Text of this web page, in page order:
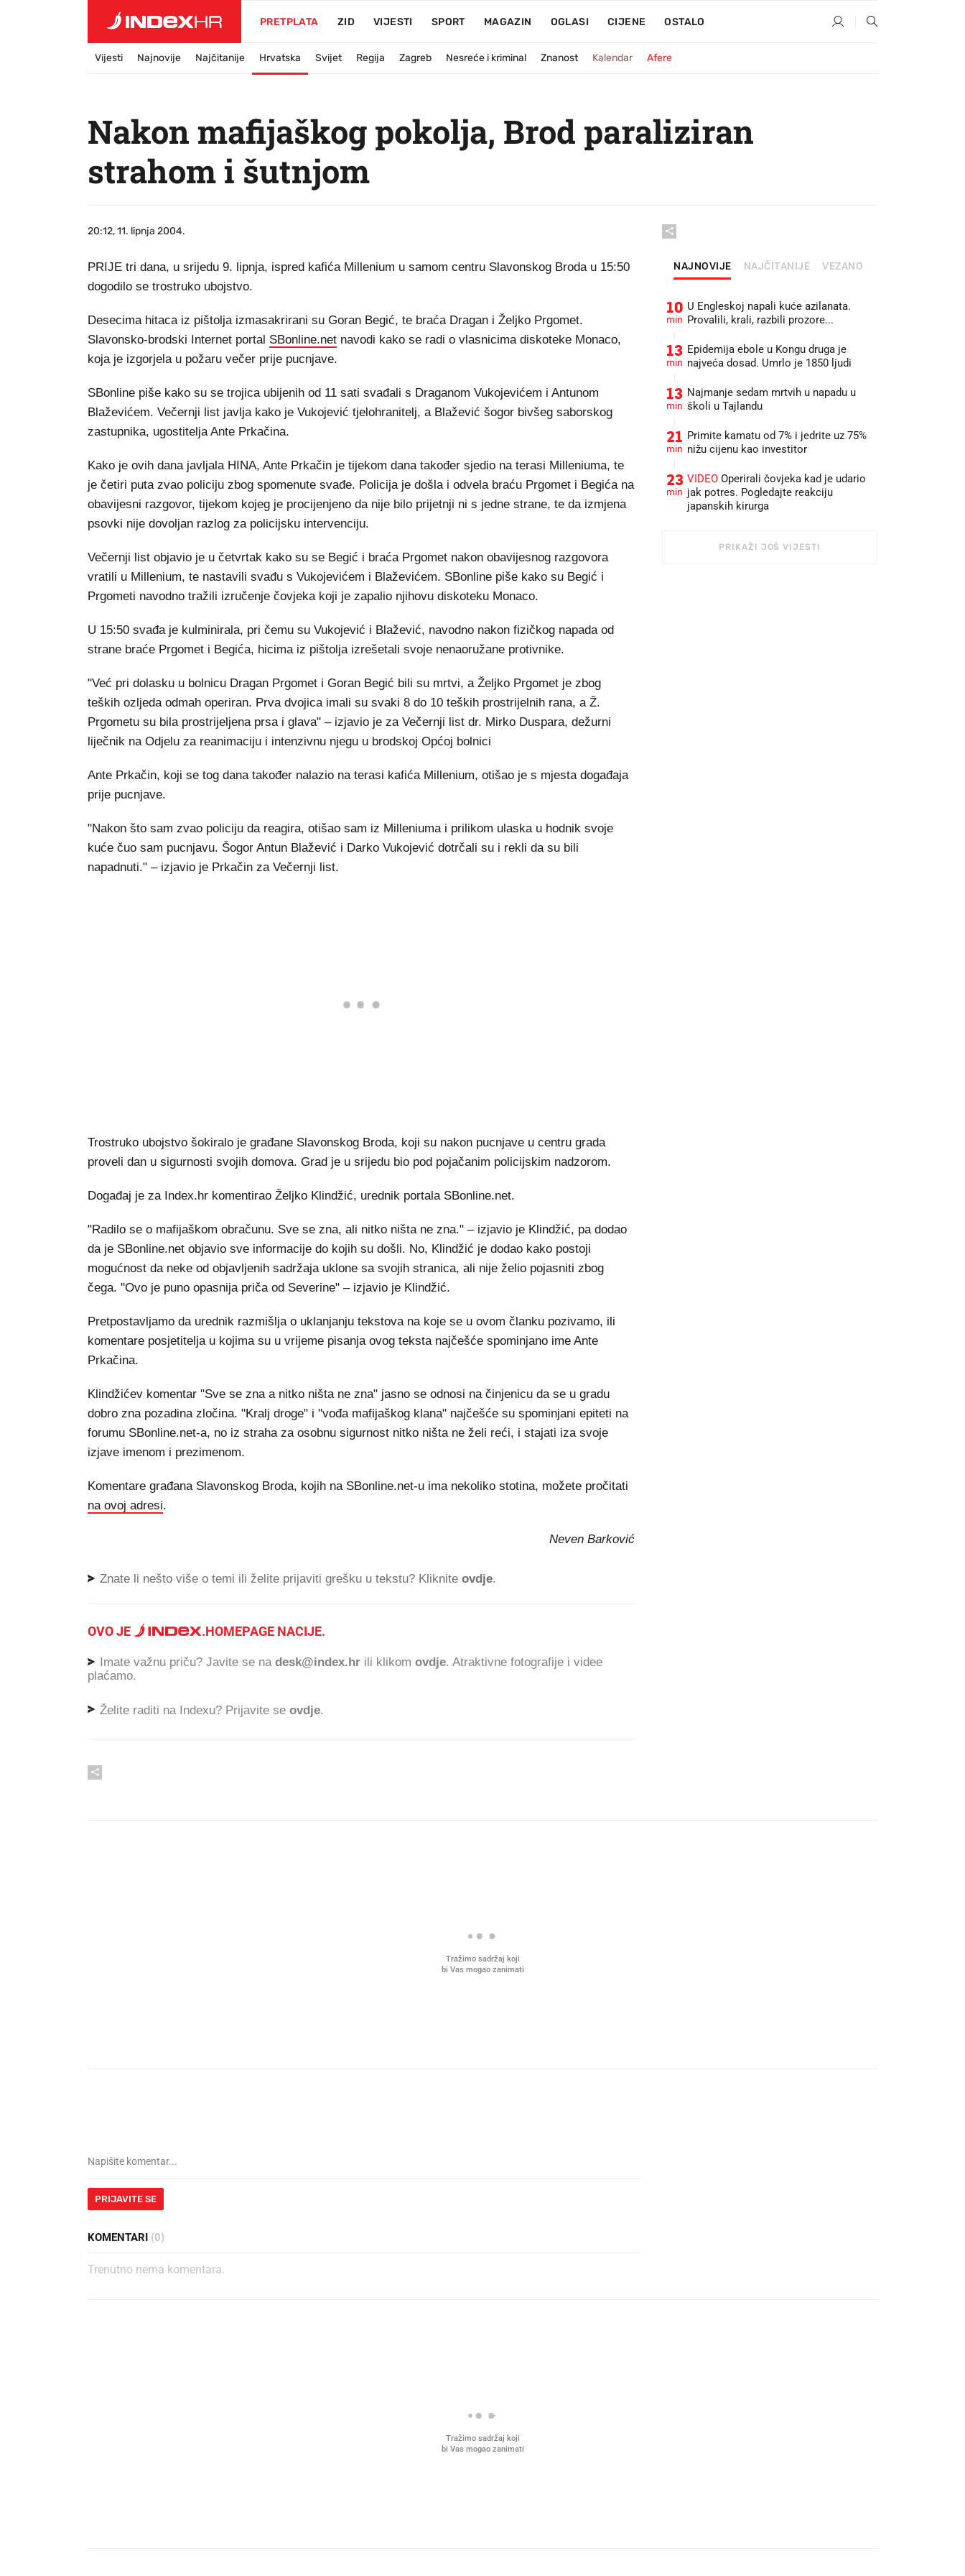
PRETPLATA ZID VIJESTI SPORT MAGAZIN OGLASI CIJENE OSTALO
Vijesti Najnovije Najčitanije Hrvatska Svijet Regija Zagreb Nesreće i kriminal Znanost Kalendar Afere
Nakon mafijaškog pokolja, Brod paraliziran
strahom i šutnjom
20:12, 11. lipnja 2004.
PRIJE tri dana, u srijedu 9. lipnja, ispred kafića Millenium u samom centru Slavonskog Broda u 15:50
dogodilo se trostruko ubojstvo.
Desecima hitaca iz pištolja izmasakrirani su Goran Begić, te braća Dragan i Željko Prgomet.
Slavonsko-brodski Internet portal SBonline.net navodi kako se radi o vlasnicima diskoteke Monaco,
koja je izgorjela u požaru večer prije pucnjave.
SBonline piše kako su se trojica ubijenih od 11 sati svađali s Draganom Vukojevićem i Antunom
Blaževićem. Večernji list javlja kako je Vukojević tjelohranitelj, a Blažević šogor bivšeg saborskog
zastupnika, ugostitelja Ante Prkačina.
Kako je ovih dana javljala HINA, Ante Prkačin je tijekom dana također sjedio na terasi Milleniuma, te
je četiri puta zvao policiju zbog spomenute svađe. Policija je došla i odvela braću Prgomet i Begića na
obavijesni razgovor, tijekom kojeg je procijenjeno da nije bilo prijetnji ni s jedne strane, te da izmjena
psovki nije dovoljan razlog za policijsku intervenciju.
Večernji list objavio je u četvrtak kako su se Begić i braća Prgomet nakon obavijesnog razgovora
vratili u Millenium, te nastavili svađu s Vukojevićem i Blaževićem. SBonline piše kako su Begić i
Prgometi navodno tražili izručenje čovjeka koji je zapalio njihovu diskoteku Monaco.
U 15:50 svađa je kulminirala, pri čemu su Vukojević i Blažević, navodno nakon fizičkog napada od
strane braće Prgomet i Begića, hicima iz pištolja izrešetali svoje nenaoružane protivnike.
"Već pri dolasku u bolnicu Dragan Prgomet i Goran Begić bili su mrtvi, a Željko Prgomet je zbog
teških ozljeda odmah operiran. Prva dvojica imali su svaki 8 do 10 teških prostrijelnih rana, a Ž.
Prgometu su bila prostrijeljena prsa i glava" – izjavio je za Večernji list dr. Mirko Duspara, dežurni
liječnik na Odjelu za reanimaciju i intenzivnu njegu u brodskoj Općoj bolnici
Ante Prkačin, koji se tog dana također nalazio na terasi kafića Millenium, otišao je s mjesta događaja
prije pucnjave.
"Nakon što sam zvao policiju da reagira, otišao sam iz Milleniuma i prilikom ulaska u hodnik svoje
kuće čuo sam pucnjavu. Šogor Antun Blažević i Darko Vukojević dotrčali su i rekli da su bili
napadnuti." – izjavio je Prkačin za Večernji list.
Trostruko ubojstvo šokiralo je građane Slavonskog Broda, koji su nakon pucnjave u centru grada
proveli dan u sigurnosti svojih domova. Grad je u srijedu bio pod pojačanim policijskim nadzorom.
Događaj je za Index.hr komentirao Željko Klindžić, urednik portala SBonline.net.
"Radilo se o mafijaškom obračunu. Sve se zna, ali nitko ništa ne zna." – izjavio je Klindžić, pa dodao
da je SBonline.net objavio sve informacije do kojih su došli. No, Klindžić je dodao kako postoji
mogućnost da neke od objavljenih sadržaja uklone sa svojih stranica, ali nije želio pojasniti zbog
čega. "Ovo je puno opasnija priča od Severine" – izjavio je Klindžić.
Pretpostavljamo da urednik razmišlja o uklanjanju tekstova na koje se u ovom članku pozivamo, ili
komentare posjetitelja u kojima su u vrijeme pisanja ovog teksta najčešće spominjano ime Ante
Prkačina.
Klindžićev komentar "Sve se zna a nitko ništa ne zna" jasno se odnosi na činjenicu da se u gradu
dobro zna pozadina zločina. "Kralj droge" i "vođa mafijaškog klana" najčešće su spominjani epiteti na
forumu SBonline.net-a, no iz straha za osobnu sigurnost nitko ništa ne želi reći, i stajati iza svoje
izjave imenom i prezimenom.
Komentare građana Slavonskog Broda, kojih na SBonline.net-u ima nekoliko stotina, možete pročitati
na ovoj adresi.
Neven Barković
Znate li nešto više o temi ili želite prijaviti grešku u tekstu? Kliknite ovdje.
OVO JE .HOMEPAGE NACIJE.
Imate važnu priču? Javite se na desk@index.hr ili klikom ovdje. Atraktivne fotografije i videe
plaćamo.
Želite raditi na Indexu? Prijavite se ovdje.
NAJNOVIJE NAJČITANIJE VEZANO
10
min
U Engleskoj napali kuće azilanata.
Provalili, krali, razbili prozore...
13
min
Epidemija ebole u Kongu druga je
najveća dosad. Umrlo je 1850 ljudi
13
min
Najmanje sedam mrtvih u napadu u
školi u Tajlandu
21
min
Primite kamatu od 7% i jedrite uz 75%
nižu cijenu kao investitor
23
min
VIDEO Operirali čovjeka kad je udario
jak potres. Pogledajte reakciju
japanskih kirurga
PRIKAŽI JOŠ VIJESTI
Tražimo sadržaj koji
bi Vas mogao zanimati
PRIJAVITE SE
KOMENTARI (0)
Trenutno nema komentara.
Tražimo sadržaj koji
bi Vas mogao zanimati